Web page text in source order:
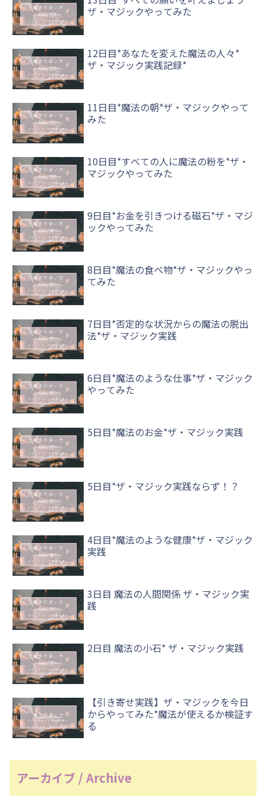
ザ・マジックやってみた
12日目*あなたを変えた魔法の人々*
ザ・マジック実践記録*
11日目*魔法の朝*ザ・マジックやって
みた
10日目*すべての人に魔法の粉を*ザ・
マジックやってみた
9日目*お金を引きつける磁石*ザ・マジ
ックやってみた
8日目*魔法の食べ物*ザ・マジックやっ
てみた
7日目*否定的な状況からの魔法の脱出
法*ザ・マジック実践
6日目*魔法のような仕事*ザ・マジック
やってみた
5日目*魔法のお金*ザ・マジック実践
5日目*ザ・マジック実践ならず！？
4日目*魔法のような健康*ザ・マジック
実践
3日目 魔法の人間関係 ザ・マジック実
践
2日目 魔法の小石* ザ・マジック実践
【引き寄せ実践】ザ・マジックを今日
からやってみた*魔法が使えるか検証す
る
アーカイブ / Archive